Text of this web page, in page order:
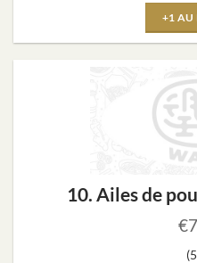
+1 AU
10. Ailes de
€